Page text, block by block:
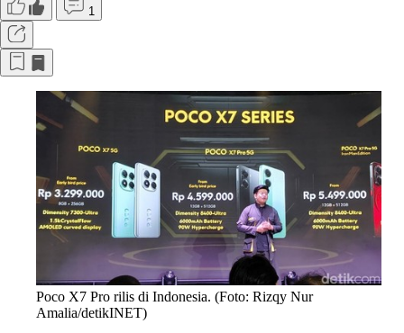
1
Poco X7 Pro rilis di Indonesia. (Foto: Rizqy Nur
Amalia/detikINET)